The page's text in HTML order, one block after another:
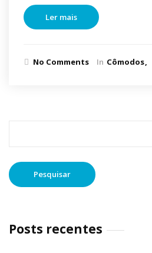
Ler mais
No Comments In Cômodos
Posts recentes